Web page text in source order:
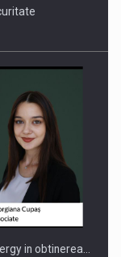
in obtinerea…